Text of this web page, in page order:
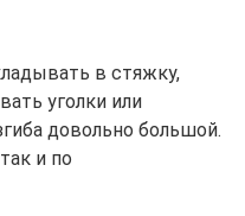
в стяжку,
уголки или
довольно большой.
и по